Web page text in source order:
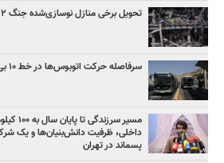
تحویل برخی منازل نوسازی‌شده جنگ ۱۲ روزه در تهران تا پایان سال
سرفاصله حرکت اتوبوس‌ها در خط ۱۰ بی‌.آر.تی کاهش می‌یابد
مسیر
داخلی، ظرفیت دانش‌بنیان‌ها و یک
پسماند در تهران